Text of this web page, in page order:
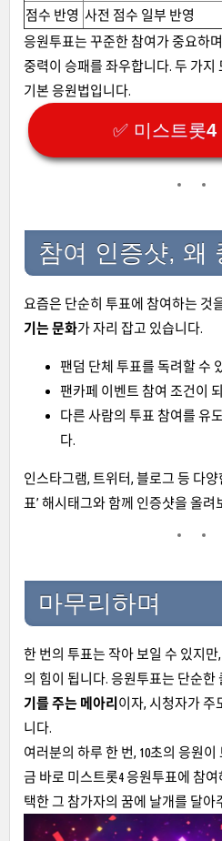
점수 반영 사전 점수 일부 반영
응원투표는 꾸준한 참여가 중요하
중력이 승패를 좌우합니다. 두 가지
기본 응원법입니다.
✅ 미스트롯4
참여 인증샷, 왜
요즘은 단순히 투표에 참여하는 것
기는 문화가 자리 잡고 있습니다.
팬덤 단체 투표를 독려할 수
팬카페 이벤트 참여 조건이
다른 사람의 투표 참여를 유
다.
인스타그램, 트위터, 블로그 등 다
표’ 해시태그와 함께 인증샷을 올려
마무리하며
한 번의 투표는 작아 보일 수 있지
의 힘이 됩니다. 응원투표는 단순한
기를 주는 메아리 이자, 시청자가 주
니다.
여러분의 하루 한 번, 10초의 응원
금 바로 미스트롯4 응원투표에 참
택한 그 참가자의 꿈에 날개를 달아